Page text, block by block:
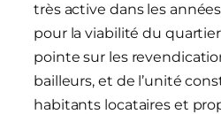
très active dans les
pour la viabilité du quartier.
pointe sur les
bailleurs, et de l’unité
habitants locataires et